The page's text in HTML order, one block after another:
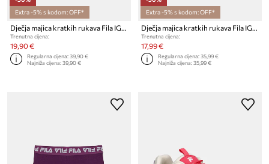
Extra -5% s kodom: OFF*
Trenutna cijena:
19,90 €
Regularna cijena:39,90 €
Najniža cijena:39,90 €
Extra -5% s kodom: OFF*
Trenutna cijena:
17,99 €
Regularna cijena:35,99 €
Najniža cijena:35,99 €